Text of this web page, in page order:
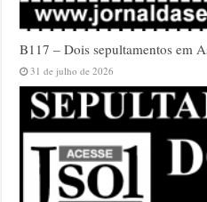
B117 – Dois sepultamentos em
31 de julho de 2026